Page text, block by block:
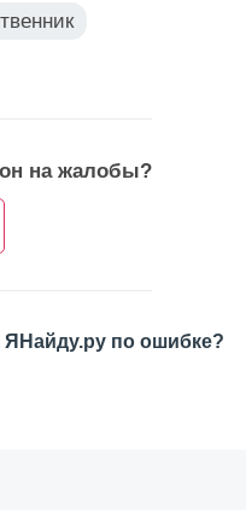
центра города.
и клиентов.
7,3 м², основное
кладовая 3 м²). Высота
антресоли,
монолитный
на жалобы?
по ошибке?